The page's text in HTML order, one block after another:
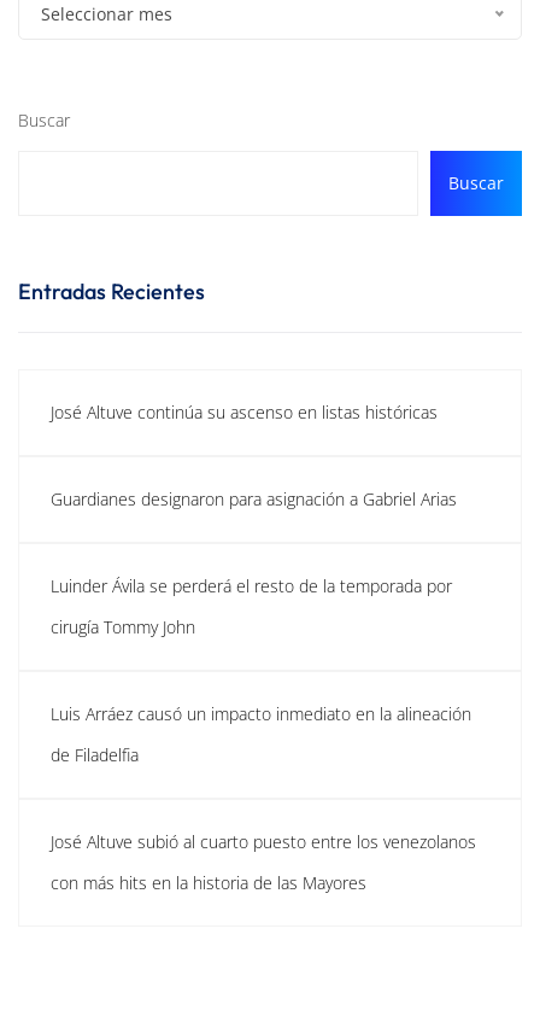
Seleccionar mes
Buscar
Buscar
Entradas Recientes
José Altuve continúa su ascenso en listas históricas
Guardianes designaron para asignación a Gabriel Arias
Luinder Ávila se perderá el resto de la temporada por
cirugía Tommy John
Luis Arráez causó un impacto inmediato en la alineación
de Filadelfia
José Altuve subió al cuarto puesto entre los venezolanos
con más hits en la historia de las Mayores